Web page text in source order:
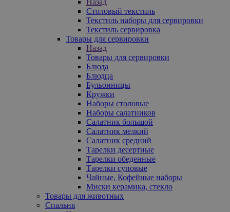
Столовый текстиль
Текстиль наборы для сервировки
Текстиль сервировка
Товары для сервировки
Назад
Товары для сервировки
Блюда
Блюдца
Бульонницы
Кружки
Наборы столовые
Наборы салатников
Салатник большой
Салатник мелкий
Салатник средний
Тарелки десертные
Тарелки обеденные
Тарелки суповые
Чайные, Кофейные наборы
Миски керамика, стекло
Товары для животных
Спальня